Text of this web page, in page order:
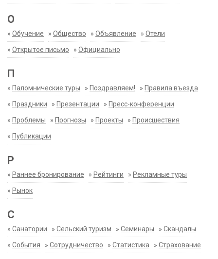
О
» Обучение » Общество » Объявление » Отели
» Открытое письмо » Официально
П
» Паломнические туры » Поздравляем! » Правила въезда
» Праздники » Презентации » Пресс-конференции
» Проблемы » Прогнозы » Проекты » Происшествия
» Публикации
Р
» Раннее бронирование » Рейтинги » Рекламные туры
» Рынок
С
» Санатории » Сельский туризм » Семинары » Скандалы
» События » Сотрудничество » Статистика » Страхование